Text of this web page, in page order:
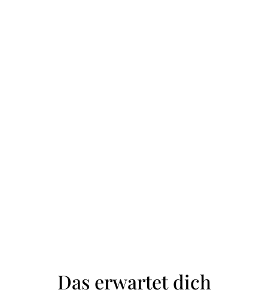
Das erwartet dich